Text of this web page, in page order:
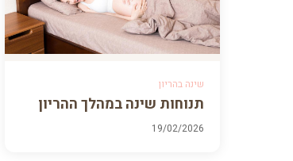
שינה בהריון
תנוחות שינה במהלך ההריון
19/02/2026